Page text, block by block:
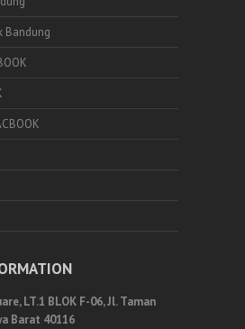
Bandung
LT.1 BLOK F-06, Jl. Taman
Barat 40116